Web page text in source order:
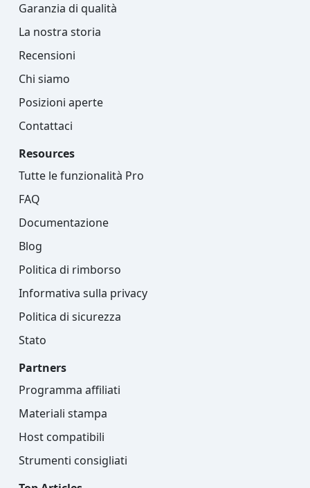
Garanzia di qualità
La nostra storia
Recensioni
Chi siamo
Posizioni aperte
Contattaci
Resources
Tutte le funzionalità Pro
FAQ
Documentazione
Blog
Politica di rimborso
Informativa sulla privacy
Politica di sicurezza
Stato
Partners
Programma affiliati
Materiali stampa
Host compatibili
Strumenti consigliati